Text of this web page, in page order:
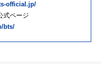
official.jp/
式ページ
bts/